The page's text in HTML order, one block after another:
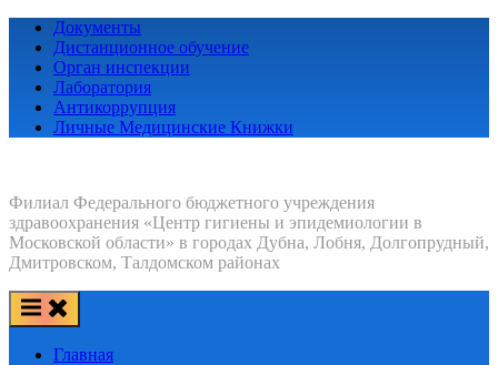
Skip
content
Документы
Дистанционное обучение
Орган инспекции
Лаборатория
Антикоррупция
Личные Медицинские Книжки
Филиал Федерального бюджетного учреждения
здравоохранения «Центр гигиены и эпидемиологии в
Московской области» в городах Дубна, Лобня, Долгопрудный,
Дмитровском, Талдомском районах
Главная